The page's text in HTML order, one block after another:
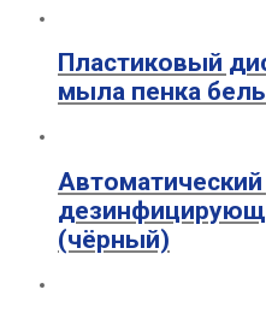
Пластиковый
мыла пенка
(чёрный)